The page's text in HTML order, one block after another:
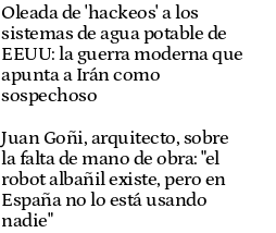
Oleada de 'hackeos' a los
sistemas de agua potable de
EEUU: la guerra moderna que
apunta a Irán como
sospechoso
Juan Goñi, arquitecto, sobre
la falta de mano de obra: "el
robot albañil existe, pero en
España no lo está usando
nadie"